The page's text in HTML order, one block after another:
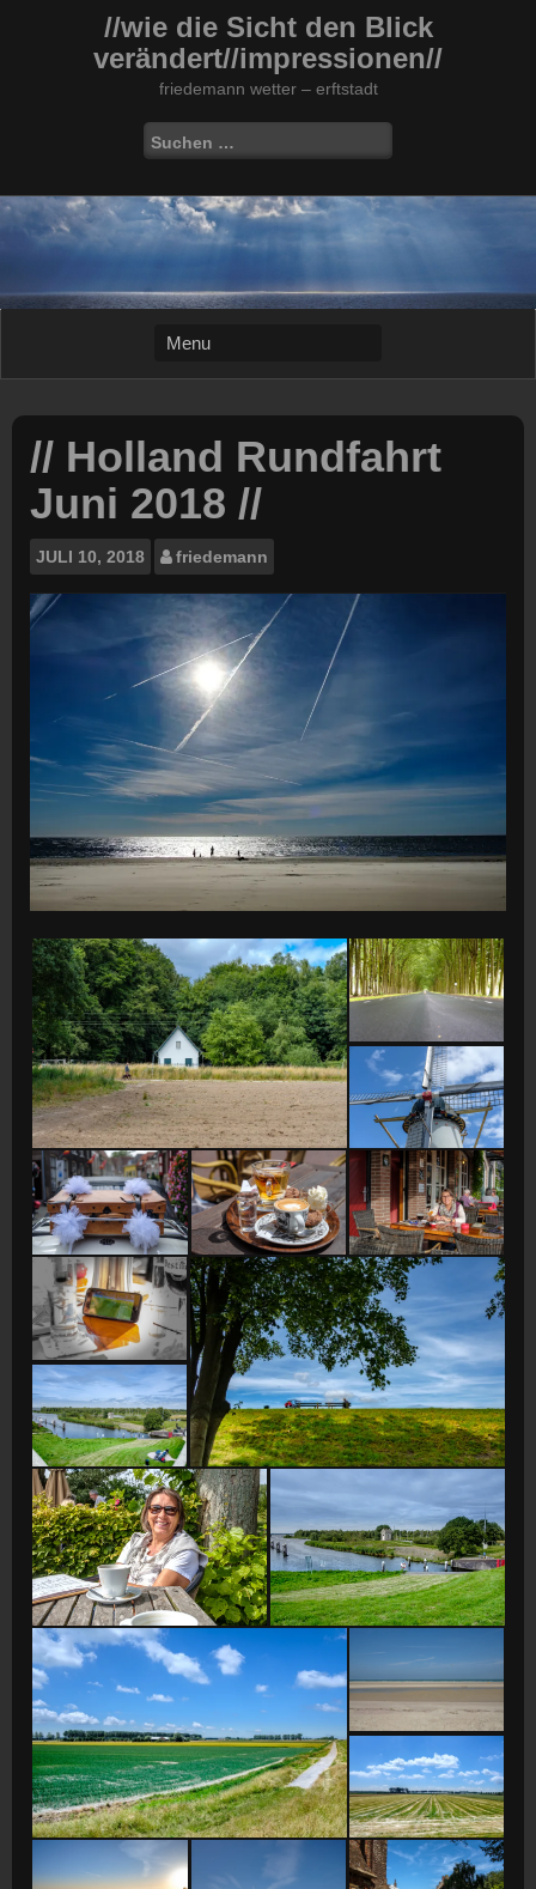
//wie die Sicht den Blick
verändert//impressionen//
friedemann wetter – erftstadt
Suchen
nach:
// Holland Rundfahrt
Juni 2018 //
JULI 10, 2018 friedemann